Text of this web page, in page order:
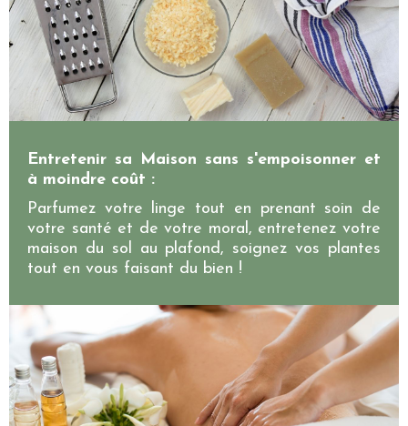
Entretenir sa Maison sans s'empoisonner et
à moindre coût :
Parfumez votre linge tout en prenant soin de
votre santé et de votre moral, entretenez votre
maison du sol au plafond, soignez vos plantes
tout en vous faisant du bien !